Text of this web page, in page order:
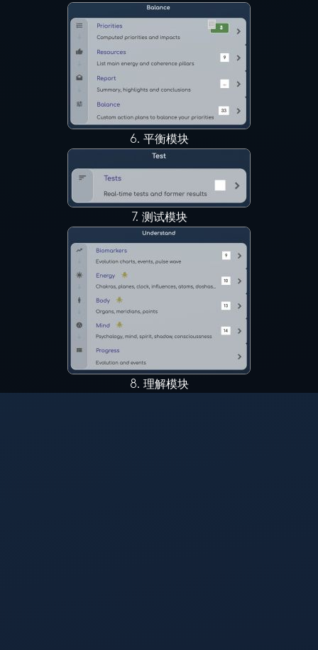
6. 平衡模块
7. 测试模块
8. 理解模块